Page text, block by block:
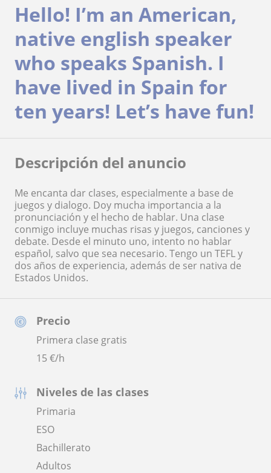
Precio
Primera clase gratis
15€/h
Niveles de las clases
Primaria
ESO
Bachillerato
Adultos
Hello! I’m an American,
native english speaker
who speaks Spanish. I
have lived in Spain for
ten years! Let’s have fun!
Descripción del anuncio
Me encanta dar clases, especialmente a base de
juegos y dialogo. Doy mucha importancia a la
pronunciación y el hecho de hablar. Una clase
conmigo incluye muchas risas y juegos, canciones y
debate. Desde el minuto uno, intento no hablar
español, salvo que sea necesario. Tengo un TEFL y
dos años de experiencia, además de ser nativa de
Estados Unidos.